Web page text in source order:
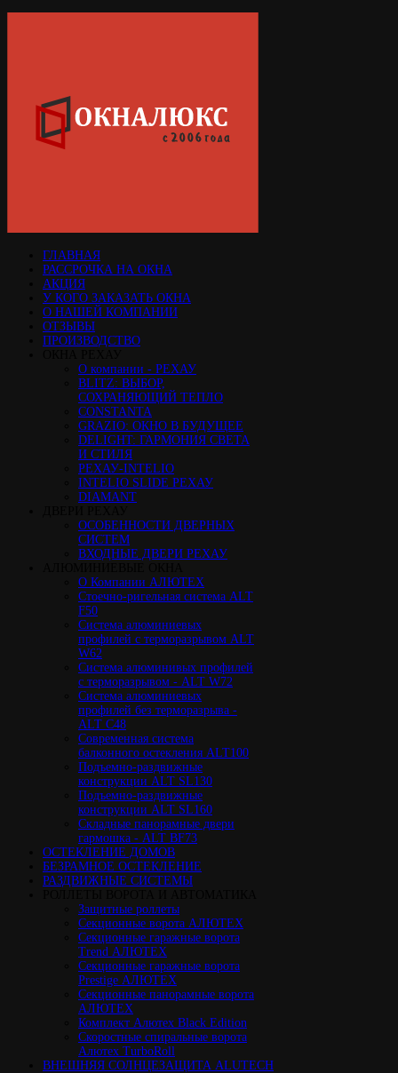
ГЛАВНАЯ
РАССРОЧКА НА ОКНА
АКЦИЯ
У КОГО ЗАКАЗАТЬ ОКНА
О НАШЕЙ КОМПАНИИ
ОТЗЫВЫ
ПРОИЗВОДСТВО
О компании - РЕХАУ
BLITZ: ВЫБОР,
СОХРАНЯЮЩИЙ ТЕПЛО
CONSTANTA
GRAZIO: ОКНО В БУДУЩЕЕ
DELIGHT: ГАРМОНИЯ СВЕТА
И СТИЛЯ
РЕХАУ-INTELIO
INTELIO SLIDE РЕХАУ
DIAMANT
ОСОБЕННОСТИ ДВЕРНЫХ
СИСТЕМ
ВХОДНЫЕ ДВЕРИ РЕХАУ
О Компании АЛЮТЕХ
Стоечно-ригельная система ALT
F50
Cистема алюминиевых
профилей с терморазрывом ALT
W62
Система алюминивых профилей
с терморазрывом - ALT W72
Cистема алюминиевых
профилей без терморазрыва -
ALT C48
Cовременная система
балконного остекления ALT100
Подъемно-раздвижные
конструкции ALT SL130
Подъемно-раздвижные
конструкции ALT SL160
Cкладные панорамные двери
гармошка - ALT BF73
ОСТЕКЛЕНИЕ ДОМОВ
БЕЗРАМНОЕ ОСТЕКЛЕНИЕ
РАЗДВИЖНЫЕ СИСТЕМЫ
Защитные роллеты
Секционные ворота АЛЮТЕХ
Секционные гаражные ворота
Trend АЛЮТЕХ
Секционные гаражные ворота
Prestige АЛЮТЕХ
Секционные панорамные ворота
АЛЮТЕХ
Комплект Алютех Black Edition
Скоростные спиральные ворота
Алютех TurboRoll
ВНЕШНЯЯ СОЛНЦЕЗАЩИТА ALUTECH